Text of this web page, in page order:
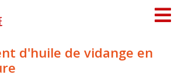
d'huile de vidange en
des cookies